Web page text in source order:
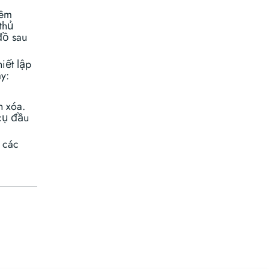
sau
lập
xóa.
đầu